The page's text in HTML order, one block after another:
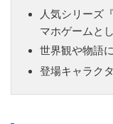
人気シリーズ
マホゲームと
世界観や物語
登場キャラク